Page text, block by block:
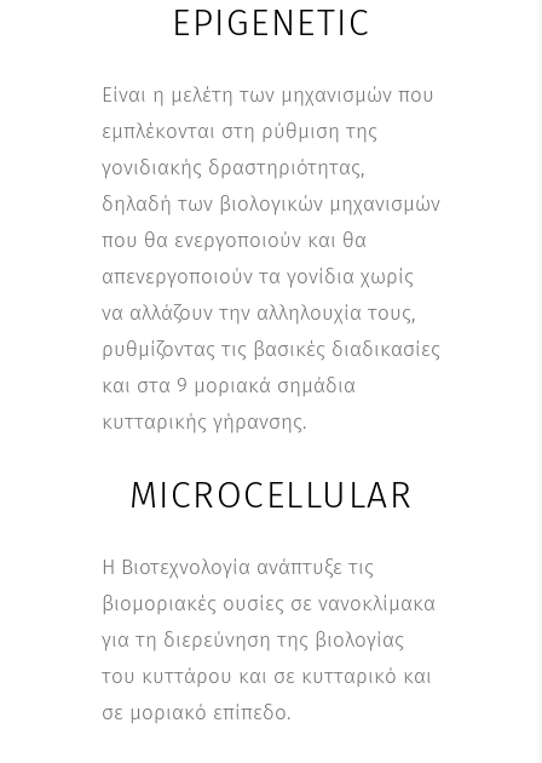
EPIGENETIC
Είναι η μελέτη των μηχανισμών που
εμπλέκονται στη ρύθμιση της
γονιδιακής δραστηριότητας,
δηλαδή των βιολογικών μηχανισμών
που θα ενεργοποιούν και θα
απενεργοποιούν τα γονίδια χωρίς
να αλλάζουν την αλληλουχία τους,
ρυθμίζοντας τις βασικές διαδικασίες
και στα 9 μοριακά σημάδια
κυτταρικής γήρανσης.
MICROCELLULAR
Η Βιοτεχνολογία ανάπτυξε τις
βιομοριακές ουσίες σε νανοκλίμακα
για τη διερεύνηση της βιολογίας
του κυττάρου και σε κυτταρικό και
σε μοριακό επίπεδο.